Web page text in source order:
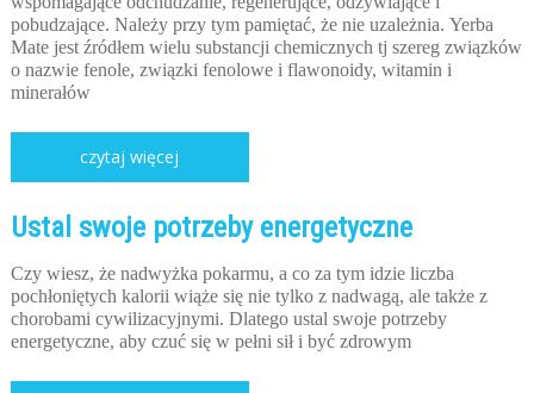
pobudzające. Należy przy tym pamiętać, że nie uzależnia. Yerba
Mate jest źródłem wielu substancji chemicznych tj szereg związków
o nazwie fenole, związki fenolowe i flawonoidy, witamin i
minerałów
czytaj więcej
Ustal swoje potrzeby energetyczne
Czy wiesz, że nadwyżka pokarmu, a co za tym idzie liczba
pochłoniętych kalorii wiąże się nie tylko z nadwagą, ale także z
chorobami cywilizacyjnymi. Dlatego ustal swoje potrzeby
energetyczne, aby czuć się w pełni sił i być zdrowym